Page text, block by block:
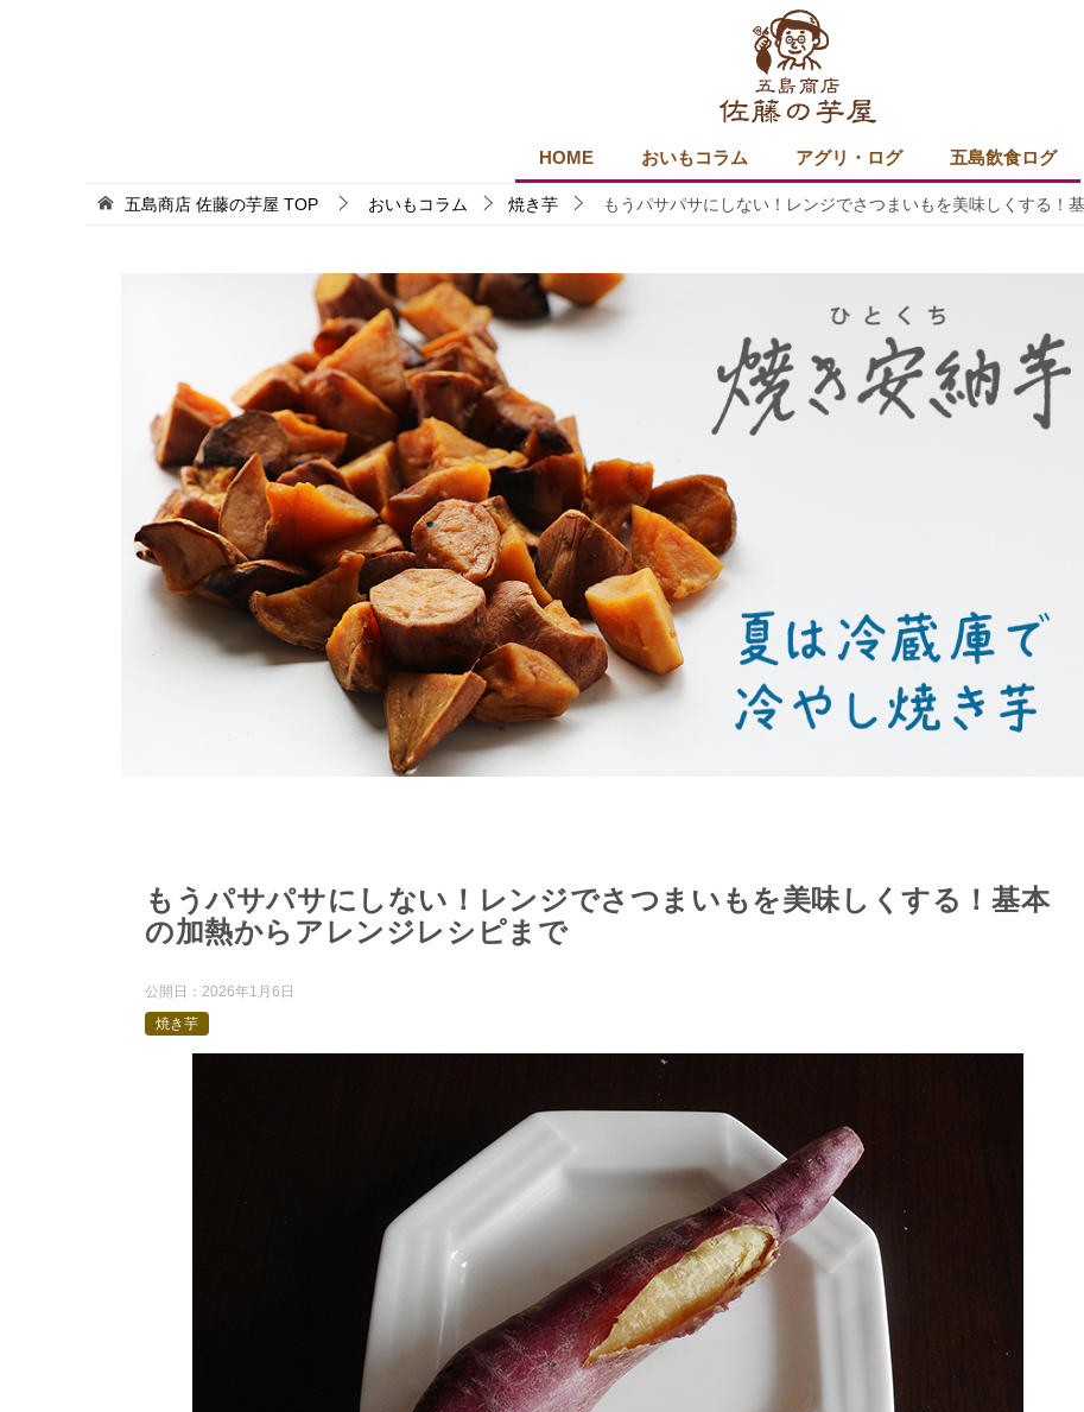
HOME おいもコラム アグリ・ログ 五島飲食ログ
五島商店 佐藤の芋屋 TOP おいもコラム 焼き芋 もうパサパサにしない！レンジでさつまいもを美味しくする！
もうパサパサにしない！レンジでさつまいもを美味しくする！基本
の加熱からアレンジレシピまで
公開日： 2026年1月6日
焼き芋